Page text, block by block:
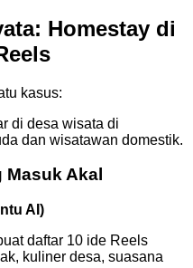
Homestay di
kasus:
di desa wisata di
dan wisatawan domestik.
Akal
AI)
daftar 10 ide Reels
kuliner desa, suasana